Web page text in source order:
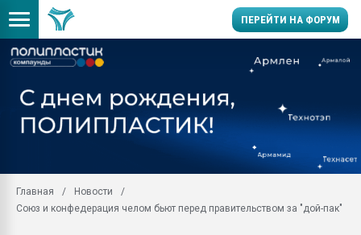
ПЕРЕЙТИ НА ФОРУМ
Вакуум-формовочные
28.07.2026
Главная
Новости
Союз и конфедерация челом бьют перед правительством за "дой-пак"